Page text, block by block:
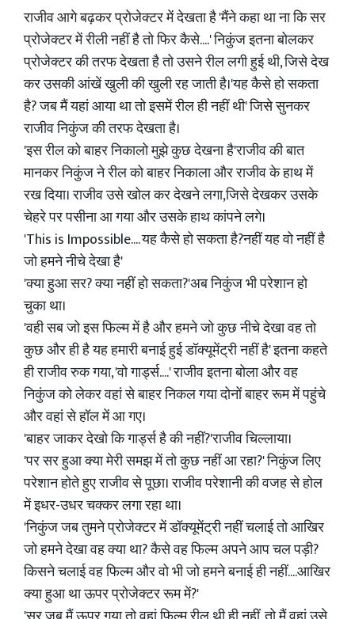
राजीव आगे बढ़कर प्रोजेक्टर में देखता है 'मैंने कहा था ना कि सर
प्रोजेक्टर में रीली नहीं है तो फिर कैसे....' निकुंज इतना बोलकर
प्रोजेक्टर की तरफ देखता है तो उसने रील लगी हुई थी, जिसे देख
कर उसकी आंखें खुली की खुली रह जाती है।'यह कैसे हो सकता
है? जब मैं यहां आया था तो इसमें रील ही नहीं थी' जिसे सुनकर
राजीव निकुंज की तरफ देखता है।
'इस रील को बाहर निकालो मुझे कुछ देखना है'राजीव की बात
मानकर निकुंज ने रील को बाहर निकाला और राजीव के हाथ में
रख दिया। राजीव उसे खोल कर देखने लगा,जिसे देखकर उसके
चेहरे पर पसीना आ गया और उसके हाथ कांपने लगे।
'This is Impossible.... यह कैसे हो सकता है?नहीं यह वो नहीं है
जो हमने नीचे देखा है'
'क्या हुआ सर? क्या नहीं हो सकता?'अब निकुंज भी परेशान हो
चुका था।
'वही सब जो इस फिल्म में है और हमने जो कुछ नीचे देखा वह तो
कुछ और ही है यह हमारी बनाई हुई डॉक्यूमेंट्री नहीं है' इतना कहते
ही राजीव रुक गया, 'वो गार्ड्स....' राजीव इतना बोला और वह
निकुंज को लेकर वहां से बाहर निकल गया दोनों बाहर रूम में पहुंचे
और वहां से हॉल में आ गए।
'बाहर जाकर देखो कि गार्ड्स है की नहीं?'राजीव चिल्लाया।
'पर सर हुआ क्या मेरी समझ में तो कुछ नहीं आ रहा?' निकुंज लिए
परेशान होते हुए राजीव से पूछा। राजीव परेशानी की वजह से होल
में इधर-उधर चक्कर लगा रहा था।
'निकुंज जब तुमने प्रोजेक्टर में डॉक्यूमेंट्री नहीं चलाई तो आखिर
जो हमने देखा वह क्या था? कैसे वह फिल्म अपने आप चल पड़ी?
किसने चलाई वह फिल्म और वो भी जो हमने बनाई ही नहीं....आखिर
क्या हुआ था ऊपर प्रोजेक्टर रूम में?'